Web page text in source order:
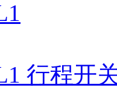
行程开